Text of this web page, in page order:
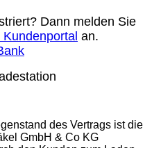
Dann melden Sie
Kundenportal an.
des Vertrags ist die
GmbH & Co KG